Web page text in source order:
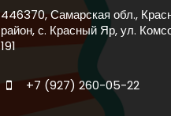
446370, Самарская обл.,
район, с. Красный Яр, ул.
191
+7 (927) 260-05-22